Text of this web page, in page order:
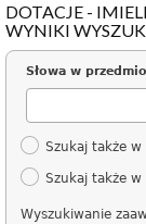
DOTACJE -
WYNIKI
Słowa w
Szukaj także w
Szukaj także
Wyszukiwanie